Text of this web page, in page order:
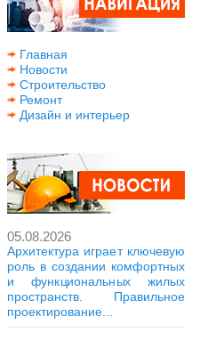
Главная
Новости
Строительство
Ремонт
Дизайн и интерьер
05.08.2026
Архитектура играет ключевую
роль в создании комфортных
и функциональных жилых
пространств. Правильное
проектирование...